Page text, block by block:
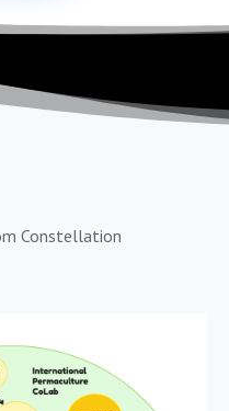
Constellation